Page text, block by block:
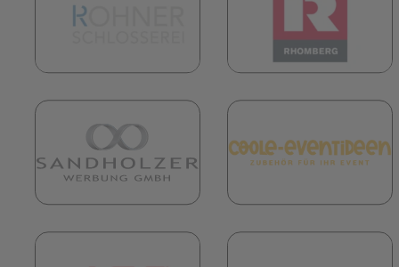
(öffnet in neuem Tab)